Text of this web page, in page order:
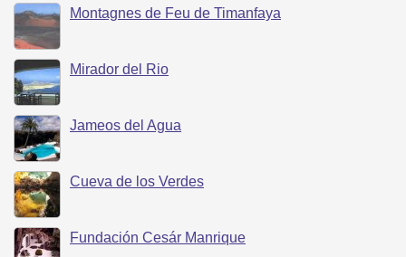
Montagnes de Feu de Timanfaya
Mirador del Rio
Jameos del Agua
Cueva de los Verdes
Fundación Cesár Manrique